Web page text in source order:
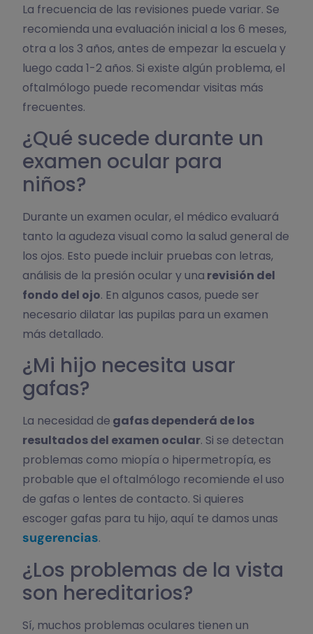
La frecuencia de las revisiones puede variar. Se
recomienda una evaluación inicial a los 6 meses,
otra a los 3 años, antes de empezar la escuela y
luego cada 1-2 años. Si existe algún problema, el
oftalmólogo puede recomendar visitas más
frecuentes.
¿Qué sucede durante un
examen ocular para
niños?
Durante un examen ocular, el médico evaluará
tanto la agudeza visual como la salud general de
los ojos. Esto puede incluir pruebas con letras,
análisis de la presión ocular y una revisión del
fondo del ojo. En algunos casos, puede ser
necesario dilatar las pupilas para un examen
más detallado.
¿Mi hijo necesita usar
gafas?
La necesidad de gafas dependerá de los
resultados del examen ocular. Si se detectan
problemas como miopía o hipermetropía, es
probable que el oftalmólogo recomiende el uso
de gafas o lentes de contacto. Si quieres
escoger gafas para tu hijo, aquí te damos unas
sugerencias.
¿Los problemas de la vista
son hereditarios?
Sí, muchos problemas oculares tienen un